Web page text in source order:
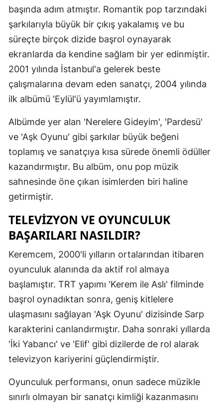
Hakkari
Mersin
İzmir
Kayseri
Kütahya
Malatya
Manisa
başında adım atmıştır. Romantik pop tarzındaki
şarkılarıyla büyük bir çıkış yakalamış ve bu
süreçte birçok dizide başrol oynayarak
ekranlarda da kendine sağlam bir yer edinmiştir.
2001 yılında İstanbul'a gelerek beste
çalışmalarına devam eden sanatçı, 2004 yılında
ilk albümü 'Eylül'ü yayımlamıştır.
Albümde yer alan 'Nerelere Gideyim', 'Pardesü'
ve 'Aşk Oyunu' gibi şarkılar büyük beğeni
toplamış ve sanatçıya kısa sürede önemli ödüller
kazandırmıştır. Bu albüm, onu pop müzik
sahnesinde öne çıkan isimlerden biri haline
getirmiştir.
TELEVIZYON VE OYUNCULUK
BAŞARILARI NASILDIR?
Keremcem, 2000'li yılların ortalarından itibaren
oyunculuk alanında da aktif rol almaya
başlamıştır. TRT yapımı 'Kerem ile Aslı' filminde
başrol oynadıktan sonra, geniş kitlelere
ulaşmasını sağlayan 'Aşk Oyunu' dizisinde Sarp
karakterini canlandırmıştır. Daha sonraki yıllarda
'İki Yabancı' ve 'Elif' gibi dizilerde de rol alarak
televizyon kariyerini güçlendirmiştir.
Oyunculuk performansı, onun sadece müzikle
sınırlı olmayan bir sanatçı kimliği kazanmasını